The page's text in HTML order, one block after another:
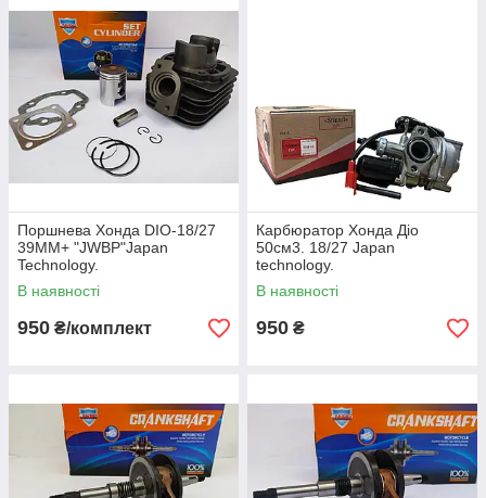
Поршнева Хонда DIO-18/27
39MM+ "JWBP"Japan
Technology.
В наявності
950 ₴/комплект
Карбюратор Хонда Діо
50см3. 18/27 Japan
technology.
В наявності
950 ₴